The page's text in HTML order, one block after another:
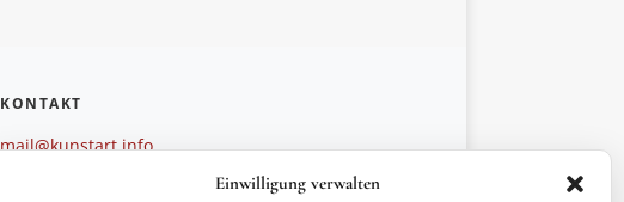
Einwilligung verwalten
KONTAKT
mail@kunstart.info